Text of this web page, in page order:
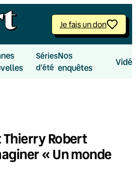
Je fais un don
Séries
d’été
Nos
enquêtes
Thierry Robert
« Un monde